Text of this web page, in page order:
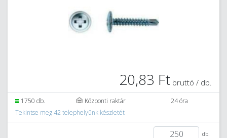
20,83 Ft bruttó / db.
1750 db. Központi raktár
24 óra
Tekintse meg 42 telephelyünk készletét
db.